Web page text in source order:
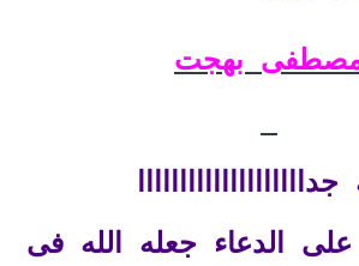
بهجت
الدعاء جعله الله فى